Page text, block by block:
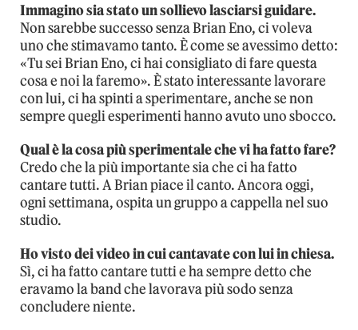
Immagino sia stato un sollievo lasciarsi guidare.
Non sarebbe successo senza Brian Eno, ci voleva
uno che stimavamo tanto. È come se avessimo detto:
«Tu sei Brian Eno, ci hai consigliato di fare questa
cosa e noi la faremo». È stato interessante lavorare
con lui, ci ha spinti a sperimentare, anche se non
sempre quegli esperimenti hanno avuto uno sbocco.
Qual è la cosa più sperimentale che vi ha fatto fare?
Credo che la più importante sia che ci ha fatto
cantare tutti. A Brian piace il canto. Ancora oggi,
ogni settimana, ospita un gruppo a cappella nel suo
studio.
Ho visto dei video in cui cantavate con lui in chiesa.
Sì, ci ha fatto cantare tutti e ha sempre detto che
eravamo la band che lavorava più sodo senza
concludere niente.